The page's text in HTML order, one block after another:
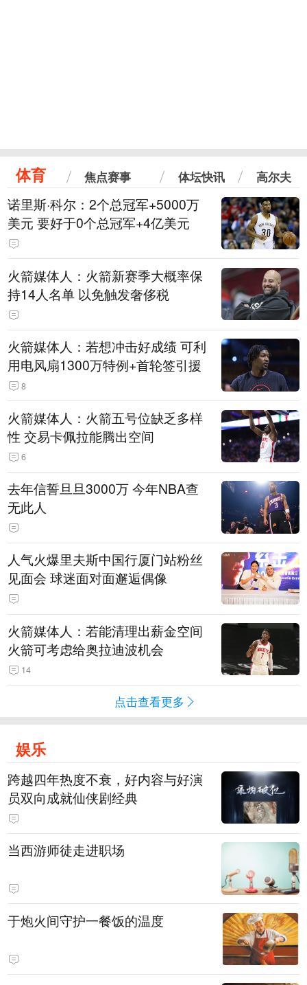
体育 焦点赛事 体坛快讯 高尔夫
诺里斯·科尔：2个总冠军+5000万
美元 要好于0个总冠军+4亿美元
火箭媒体人：火箭新赛季大概率保
持14人名单 以免触发奢侈税
火箭媒体人：若想冲击好成绩 可利
用电风扇1300万特例+首轮签引援
8
火箭媒体人：火箭五号位缺乏多样
性 交易卡佩拉能腾出空间
6
去年信誓旦旦3000万 今年NBA查
无此人
人气火爆里夫斯中国行厦门站粉丝
见面会 球迷面对面邂逅偶像
火箭媒体人：若能清理出薪金空间
火箭可考虑给奥拉迪波机会
14
点击查看更多
娱乐
跨越四年热度不衰，好内容与好演
员双向成就仙侠剧经典
当西游师徒走进职场
于炮火间守护一餐饭的温度